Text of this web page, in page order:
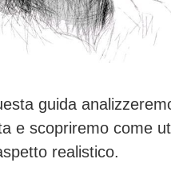
guida
e scopriremo come
realistico.